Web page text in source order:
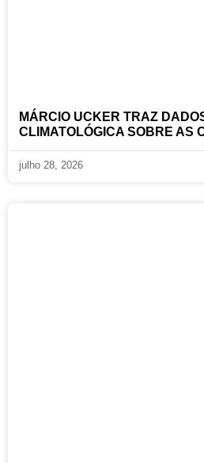
MÁRCIO UCKER TRAZ
CLIMATOLÓGICA SOBRE AS
julho 28, 2026